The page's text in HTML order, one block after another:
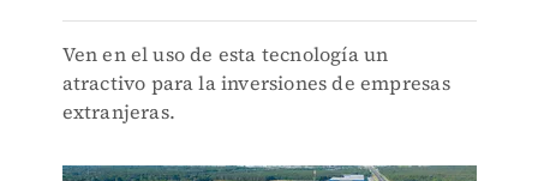
Ven en el uso de esta tecnología un
atractivo para la inversiones de empresas
extranjeras.